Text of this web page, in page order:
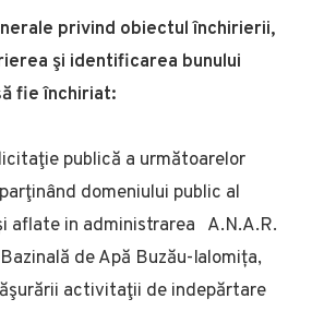
privind obiectul închirierii,
şi identificarea bunului
fie închiriat:
publică a următoarelor
domeniului public al
aflate in administrarea A.N.A.R.
de Apă Buzău-Ialomița,
activitaţii de indepărtare